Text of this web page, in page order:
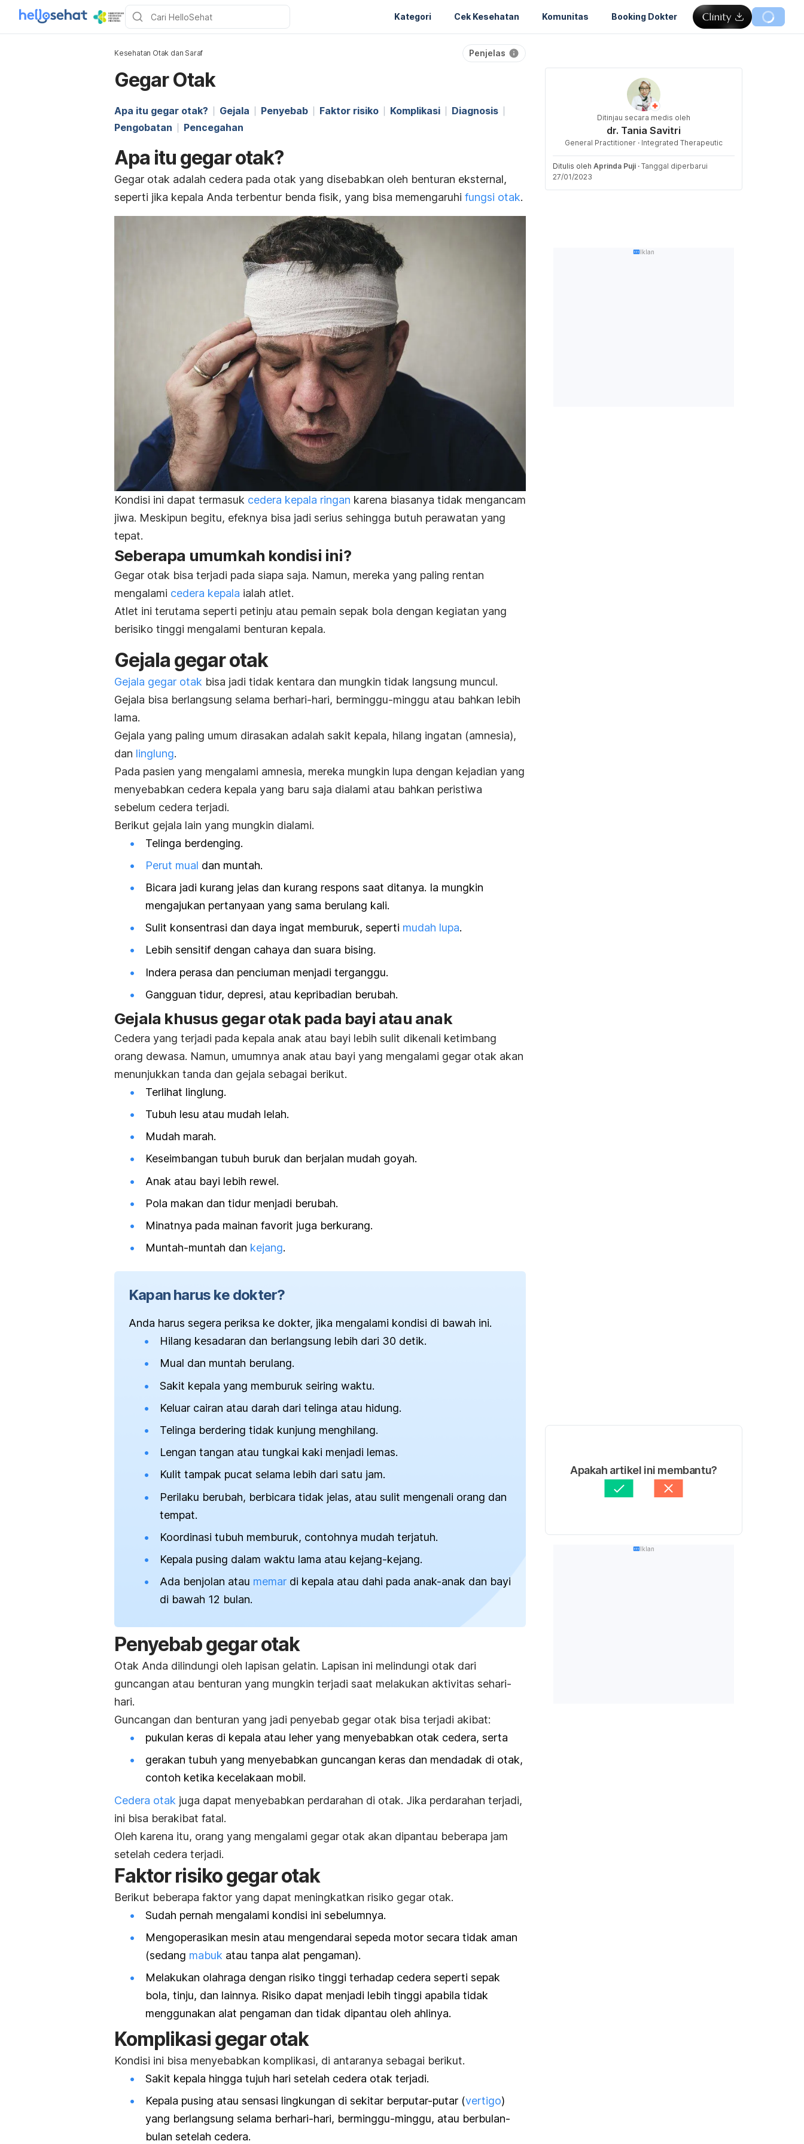
Kategori Cek Kesehatan Komunitas Booking Dokter
Kesehatan Otak dan Saraf Penjelas
Gegar Otak
Apa itu gegar otak? Gejala Penyebab Faktor risiko Komplikasi
Diagnosis
Pengobatan
Pencegahan
Apa itu gegar otak?
Gegar otak adalah cedera pada otak yang disebabkan oleh benturan eksternal,
seperti jika kepala Anda terbentur benda fisik, yang bisa memengaruhi fungsi otak.
Kondisi ini dapat termasuk cedera kepala ringan karena biasanya tidak mengancam
jiwa. Meskipun begitu, efeknya bisa jadi serius sehingga butuh perawatan yang
tepat.
Seberapa umumkah kondisi ini?
Gegar otak bisa terjadi pada siapa saja. Namun, mereka yang paling rentan
mengalami cedera kepala ialah atlet.
Atlet ini terutama seperti petinju atau pemain sepak bola dengan kegiatan yang
berisiko tinggi mengalami benturan kepala.
Gejala gegar otak
Gejala gegar otak bisa jadi tidak kentara dan mungkin tidak langsung muncul.
Gejala bisa berlangsung selama berhari-hari, berminggu-minggu atau bahkan lebih
lama.
Gejala yang paling umum dirasakan adalah sakit kepala, hilang ingatan (amnesia),
dan linglung.
Pada pasien yang mengalami amnesia, mereka mungkin lupa dengan kejadian yang
menyebabkan cedera kepala yang baru saja dialami atau bahkan peristiwa
sebelum cedera terjadi.
Berikut gejala lain yang mungkin dialami.
Telinga berdenging.
Perut mual dan muntah.
Bicara jadi kurang jelas dan kurang respons saat ditanya. Ia mungkin
mengajukan pertanyaan yang sama berulang kali.
Sulit konsentrasi dan daya ingat memburuk, seperti mudah lupa.
Lebih sensitif dengan cahaya dan suara bising.
Indera perasa dan penciuman menjadi terganggu.
Gangguan tidur, depresi, atau kepribadian berubah.
Gejala khusus gegar otak pada bayi atau anak
Cedera yang terjadi pada kepala anak atau bayi lebih sulit dikenali ketimbang
orang dewasa. Namun, umumnya anak atau bayi yang mengalami gegar otak akan
menunjukkan tanda dan gejala sebagai berikut.
Terlihat linglung.
Tubuh lesu atau mudah lelah.
Mudah marah.
Keseimbangan tubuh buruk dan berjalan mudah goyah.
Anak atau bayi lebih rewel.
Pola makan dan tidur menjadi berubah.
Minatnya pada mainan favorit juga berkurang.
Muntah-muntah dan kejang.
Kapan harus ke dokter?
Anda harus segera periksa ke dokter, jika mengalami kondisi di bawah ini.
Hilang kesadaran dan berlangsung lebih dari 30 detik.
Mual dan muntah berulang.
Sakit kepala yang memburuk seiring waktu.
Keluar cairan atau darah dari telinga atau hidung.
Telinga berdering tidak kunjung menghilang.
Lengan tangan atau tungkai kaki menjadi lemas.
Kulit tampak pucat selama lebih dari satu jam.
Perilaku berubah, berbicara tidak jelas, atau sulit mengenali orang dan
tempat.
Koordinasi tubuh memburuk, contohnya mudah terjatuh.
Kepala pusing dalam waktu lama atau kejang-kejang.
Ada benjolan atau memar di kepala atau dahi pada anak-anak dan bayi
di bawah 12 bulan.
Penyebab gegar otak
Otak Anda dilindungi oleh lapisan gelatin. Lapisan ini melindungi otak dari
guncangan atau benturan yang mungkin terjadi saat melakukan aktivitas sehari-
hari.
Guncangan dan benturan yang jadi penyebab gegar otak bisa terjadi akibat:
pukulan keras di kepala atau leher yang menyebabkan otak cedera, serta
gerakan tubuh yang menyebabkan guncangan keras dan mendadak di otak,
contoh ketika kecelakaan mobil.
Cedera otak juga dapat menyebabkan perdarahan di otak. Jika perdarahan terjadi,
ini bisa berakibat fatal.
Oleh karena itu, orang yang mengalami gegar otak akan dipantau beberapa jam
setelah cedera terjadi.
Faktor risiko gegar otak
Berikut beberapa faktor yang dapat meningkatkan risiko gegar otak.
Sudah pernah mengalami kondisi ini sebelumnya.
Mengoperasikan mesin atau mengendarai sepeda motor secara tidak aman
(sedang mabuk atau tanpa alat pengaman).
Melakukan olahraga dengan risiko tinggi terhadap cedera seperti sepak
bola, tinju, dan lainnya. Risiko dapat menjadi lebih tinggi apabila tidak
menggunakan alat pengaman dan tidak dipantau oleh ahlinya.
Komplikasi gegar otak
Kondisi ini bisa menyebabkan komplikasi, di antaranya sebagai berikut.
Sakit kepala hingga tujuh hari setelah cedera otak terjadi.
Kepala pusing atau sensasi lingkungan di sekitar berputar-putar (vertigo)
yang berlangsung selama berhari-hari, berminggu-minggu, atau berbulan-
bulan setelah cedera.
Ditinjau secara medis oleh
dr. Tania Savitri
General Practitioner · Integrated Therapeutic
Ditulis oleh Aprinda Puji · Tanggal diperbarui
27/01/2023
Iklan
Apakah artikel ini membantu?
Iklan